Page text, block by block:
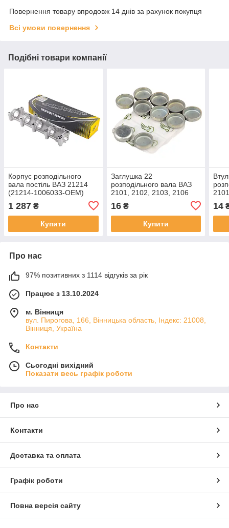
Повернення товару впродовж 14 днів за рахунок покупця
Всі умови повернення
Подібні товари компанії
Корпус розподільного
вала постіль ВАЗ 21214
(21214-1006033-OEM)
1 287 ₴
Купити
Заглушка 22
розподільного вала ВАЗ
2101, 2102, 2103, 2106
16₴
Купити
14
Про нас
97% позитивних з 1114 відгуків за рік
Працює з 13.10.2024
м. Вінниця
вул. Пирогова, 166, Вінницька область, Індекс: 21008,
Вінниця, Україна
Контакти
Сьогодні вихідний
Показати весь графік роботи
Про нас
Контакти
Доставка та оплата
Графік роботи
Повна версія сайту